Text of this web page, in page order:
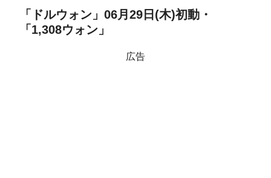
「ドルウォン」06月29日(木)初動・
「1,308ウォン」
広告